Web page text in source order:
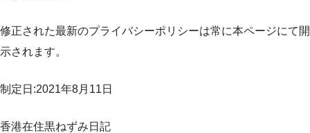
修正された最新のプライバシーポリシーは常に本ページにて開
示されます。
制定日:2021年8月11日
香港在住黒ねずみ日記